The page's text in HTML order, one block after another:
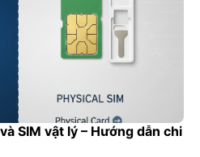
SIM vật lý – Hướng dẫn chi